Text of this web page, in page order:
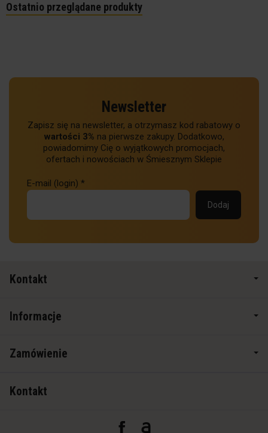
Ostatnio przeglądane produkty
Newsletter
Zapisz się na newsletter, a otrzymasz kod rabatowy o
wartości 3% na pierwsze zakupy. Dodatkowo,
powiadomimy Cię o wyjątkowych promocjach,
ofertach i nowościach w Śmiesznym Sklepie
E-mail (login) *
Kontakt
Informacje
Zamówienie
Kontakt